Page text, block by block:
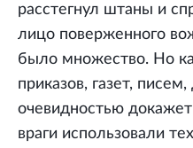
расстегнул штаны и
лицо поверженного
было множество. Но
приказов, газет,
очевидностью
враги использовали